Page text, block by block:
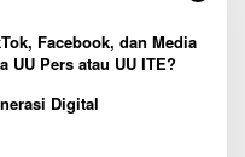
Facebook, dan Media
UU Pers atau UU ITE?
Digital